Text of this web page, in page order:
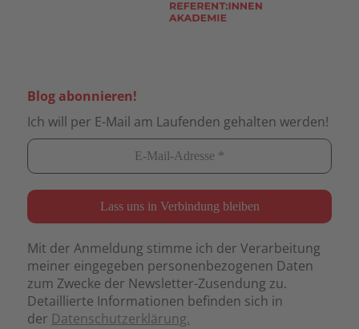
Blog abonnieren!
Ich will per E-Mail am Laufenden gehalten werden!
Mit der Anmeldung stimme ich der Verarbeitung
meiner eingegeben personenbezogenen Daten
zum Zwecke der Newsletter-Zusendung zu.
Detaillierte Informationen befinden sich in
der Datenschutzerklärung.